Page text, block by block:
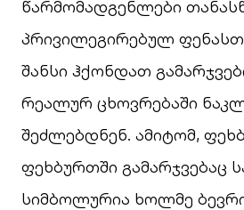
წარმომადგენლები
პრივილეგირებულ
შანსი ჰქონდათ
რეალურ ცხოვრებაში
შეძლებდნენ. ამიტომ,
ფეხბურთში გამარჯვებაც
სიმბოლურია ხოლმე ბევრი